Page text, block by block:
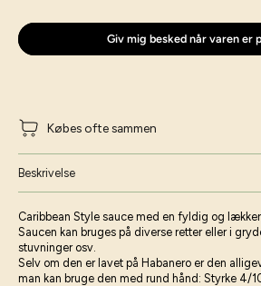
Giv mig besked når varen er
Købes ofte sammen
Beskrivelse
Caribbean Style sauce med en fyldig og
Saucen kan bruges på diverse retter eller i
stuvninger osv.
Selv om den er lavet på Habanero er den
man kan bruge den med rund hånd: Styrke 4/